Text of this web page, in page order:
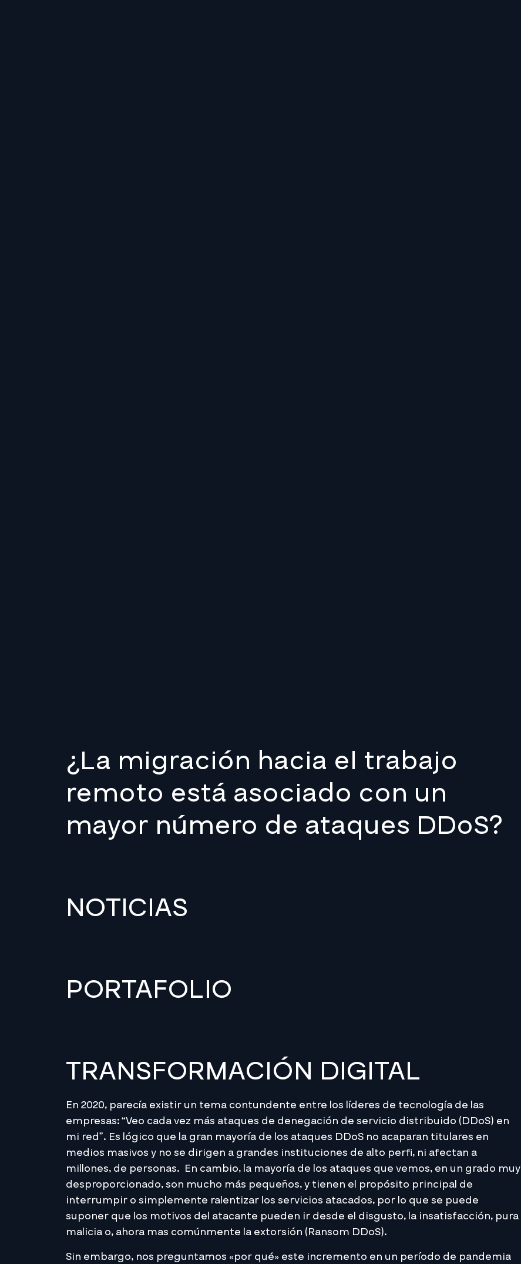
¿La migración hacia el trabajo
remoto está asociado con un
mayor número de ataques DDoS?
NOTICIAS
PORTAFOLIO
TRANSFORMACIÓN DIGITAL
En 2020, parecía existir un tema contundente entre los líderes de tecnología de las
empresas: “Veo cada vez más ataques de denegación de servicio distribuido (DDoS) en
mi red”. Es lógico que la gran mayoría de los ataques DDoS no acaparan titulares en
medios masivos y no se dirigen a grandes instituciones de alto perfi, ni afectan a
millones, de personas. En cambio, la mayoría de los ataques que vemos, en un grado muy
desproporcionado, son mucho más pequeños, y tienen el propósito principal de
interrumpir o simplemente ralentizar los servicios atacados, por lo que se puede
suponer que los motivos del atacante pueden ir desde el disgusto, la insatisfacción, pura
malicia o, ahora mas comúnmente la extorsión (Ransom DDoS).
Sin embargo, nos preguntamos «por qué» este incremento en un período de pandemia